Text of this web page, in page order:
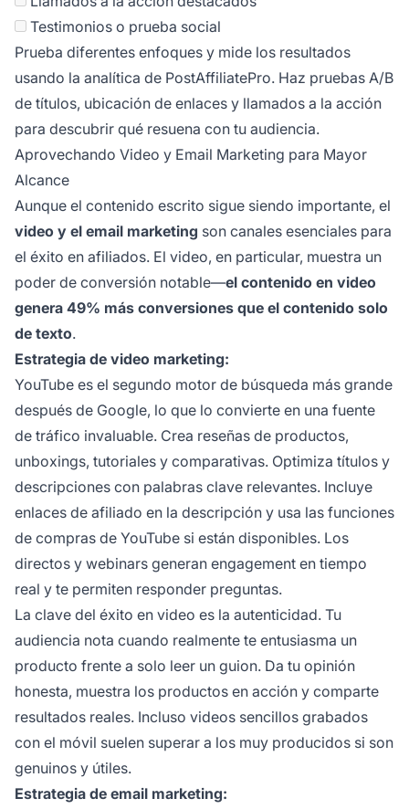
Testimonios o prueba social
Prueba diferentes enfoques y mide los resultados
usando la analítica de PostAffiliatePro. Haz pruebas A/B
de títulos, ubicación de enlaces y llamados a la acción
para descubrir qué resuena con tu audiencia.
Aprovechando Video y Email Marketing para Mayor
Alcance
Aunque el contenido escrito sigue siendo importante, el
video y el email marketing son canales esenciales para
el éxito en afiliados. El video, en particular, muestra un
poder de conversión notable—el contenido en video
genera 49% más conversiones que el contenido solo
de texto.
Estrategia de video marketing:
YouTube es el segundo motor de búsqueda más grande
después de Google, lo que lo convierte en una fuente
de tráfico invaluable. Crea reseñas de productos,
unboxings, tutoriales y comparativas. Optimiza títulos y
descripciones con palabras clave relevantes. Incluye
enlaces de afiliado en la descripción y usa las funciones
de compras de YouTube si están disponibles. Los
directos y webinars generan engagement en tiempo
real y te permiten responder preguntas.
La clave del éxito en video es la autenticidad. Tu
audiencia nota cuando realmente te entusiasma un
producto frente a solo leer un guion. Da tu opinión
honesta, muestra los productos en acción y comparte
resultados reales. Incluso videos sencillos grabados
con el móvil suelen superar a los muy producidos si son
genuinos y útiles.
Estrategia de email marketing: